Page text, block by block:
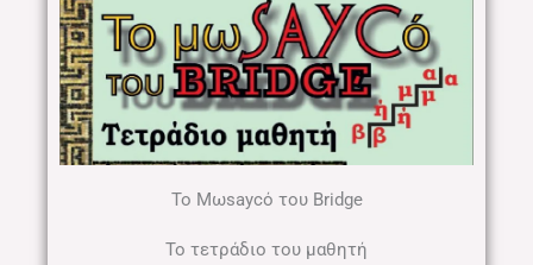
Το Mωsaycό του Bridge​
Το τετράδιο του μαθητή​